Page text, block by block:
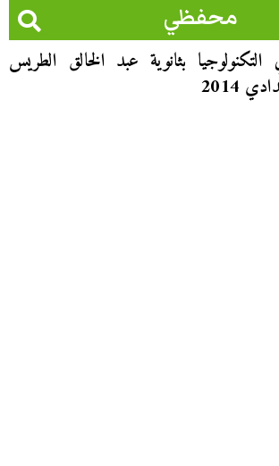
محفظي
التكنولوجيا بثانوية عبد الخالق الطريس
2014